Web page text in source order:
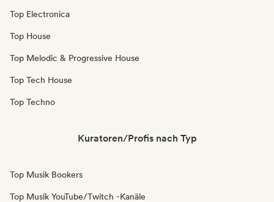
Top Electronica
Top House
Top Melodic & Progressive House
Top Tech House
Top Techno
Kuratoren/Profis nach Typ
Top Musik Bookers
Top Musik YouTube/Twitch -Kanäle